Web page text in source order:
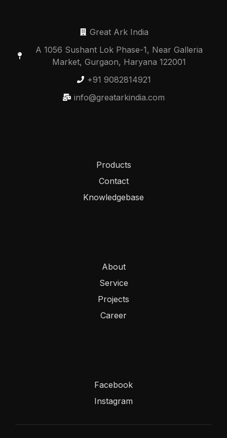
Great Ark India
A 1056 Sushant Lok Phase-1, Near Galleria
Market, Gurgaon, Haryana 122001
+91 9082814921
info@greatarkindia.com
Products
Contact
Knowledgebase
About
Service
Projects
Career
Facebook
Instagram